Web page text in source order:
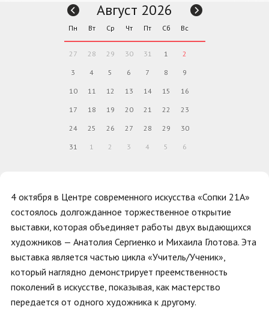
4 октября в Центре современного искусства «Сопки 21А»
состоялось долгожданное торжественное открытие
выставки, которая объединяет работы двух выдающихся
художников — Анатолия Сергиенко и Михаила Глотова. Эта
выставка является частью цикла «Учитель/Ученик»,
который наглядно демонстрирует преемственность
поколений в искусстве, показывая, как мастерство
передается от одного художника к другому.
Август 2026
Пн Вт Ср Чт Пт Сб Вс
27 28 29 30 31 1 2
3 4 5 6 7 8 9
10 11 12 13 14 15 16
17 18 19 20 21 22 23
24 25 26 27 28 29 30
31 1 2 3 4 5 6